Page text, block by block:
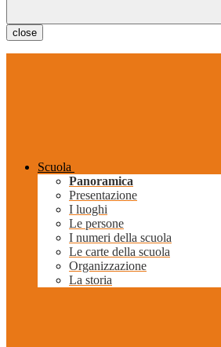
close
Scuola
Panoramica
Presentazione
I luoghi
Le persone
I numeri della scuola
Le carte della scuola
Organizzazione
La storia